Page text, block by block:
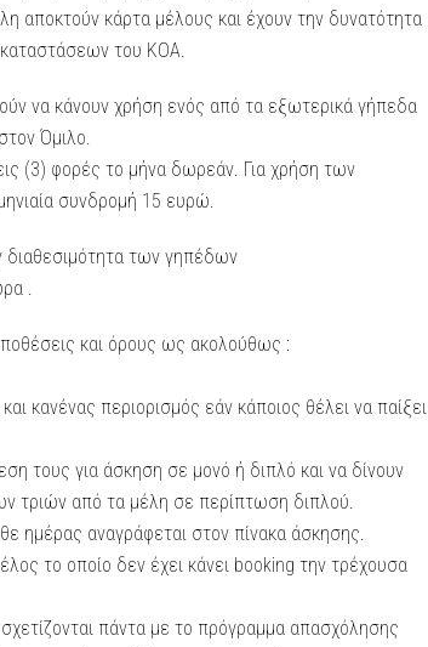
κάρτα μέλους και έχουν την δυνατότητα
του ΚΟΑ.
να κάνουν χρήση ενός από τα εξωτερικά γήπεδα
Όμιλο.
(3) φορές το μήνα δωρεάν. Για χρήση των
συνδρομή 15 ευρώ.
των γηπέδων
.
και όρους ως ακολούθως :
κανένας περιορισμός εάν κάποιος θέλει να παίξει
τους για άσκηση σε μονό ή διπλό και να δίνουν
τριών από τα μέλη σε περίπτωση διπλού.
ημέρας αναγράφεται στον πίνακα άσκησης.
το οποίο δεν έχει κάνει booking την τρέχουσα
πάντα με το πρόγραμμα απασχόλησης